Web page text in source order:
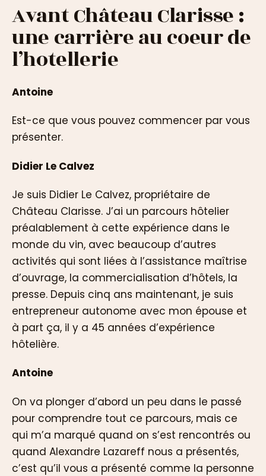
Avant Château Clarisse :
une carrière au coeur de
l’hotellerie
Antoine
Est-ce que vous pouvez commencer par vous
présenter.
Didier Le Calvez
Je suis Didier Le Calvez, propriétaire de
Château Clarisse. J’ai un parcours hôtelier
préalablement à cette expérience dans le
monde du vin, avec beaucoup d’autres
activités qui sont liées à l’assistance maîtrise
d’ouvrage, la commercialisation d’hôtels, la
presse. Depuis cinq ans maintenant, je suis
entrepreneur autonome avec mon épouse et
à part ça, il y a 45 années d’expérience
hôtelière.
Antoine
On va plonger d’abord un peu dans le passé
pour comprendre tout ce parcours, mais ce
qui m’a marqué quand on s’est rencontrés ou
quand Alexandre Lazareff nous a présentés,
c’est qu’il vous a présenté comme la personne